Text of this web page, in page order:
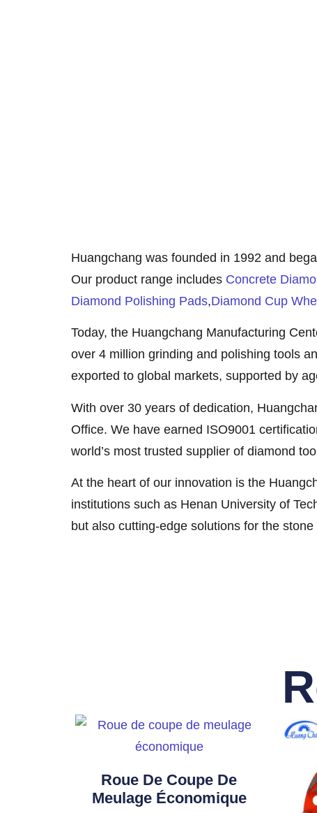
Huangchang was founded in 1992 and
Our product range includes Concrete
Diamond Polishing Pads,Diamond Cup
Today, the Huangchang Manufacturing
over 4 million grinding and polishing tools
exported to global markets, supported by
With over 30 years of dedication,
Office. We have earned ISO9001
world’s most trusted supplier of diamond
At the heart of our innovation is the
institutions such as Henan University of
but also cutting-edge solutions for the
Roue De Coupe De
Meulage Économique